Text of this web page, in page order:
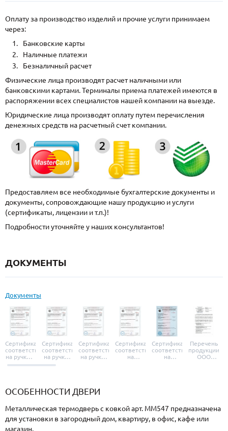
Оплату за производство изделий и прочие услуги принимаем
через:
Банковские карты
Наличные платежи
Безналичный расчет
Физические лица производят расчет наличными или
банковскими картами. Терминалы приема платежей имеются в
распоряжении всех специалистов нашей компании на выезде.
Юридические лица производят оплату путем перечисления
денежных средств на расчетный счет компании.
Предоставляем все необходимые бухгалтерские документы и
документы, сопровождающие нашу продукцию и услуги
(сертификаты, лицензии и т.п.)!
Подробности уточняйте у наших консультантов!
ДОКУМЕНТЫ
Документы
Сертификат
соответствия
на ручки и
броненакладки
Сертификат
соответствия
на ручки-
защелки
Сертификат
соответствия
на ручки-
Сертификат
соответствия
на
Сертификат
соответствия
на
Перечень
продукции
ООО
ОСОБЕННОСТИ ДВЕРИ
Металлическая термодверь с ковкой арт. ММ547 предназначена
для установки в загородный дом, квартиру, в офис, кафе или
магазин.